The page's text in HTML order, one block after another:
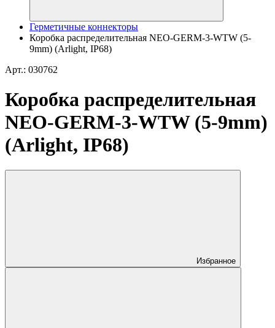
Герметичные коннекторы
Коробка распределительная NEO-GERM-3-WTW (5-
9mm) (Arlight, IP68)
Арт.: 030762
Коробка распределительная
NEO-GERM-3-WTW (5-9mm)
(Arlight, IP68)
Избранное